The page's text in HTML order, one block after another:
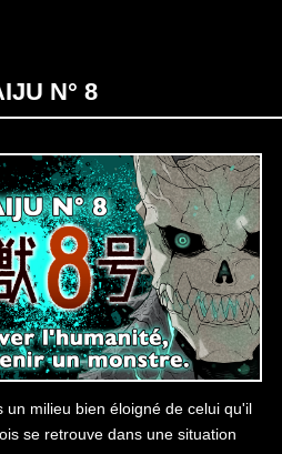
N° 8
un milieu bien éloigné de celui qu'il
se retrouve dans une situation